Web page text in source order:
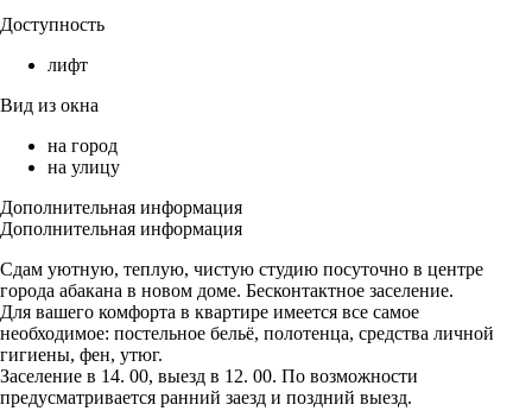
Доступность
лифт
Вид из окна
на город
на улицу
Дополнительная информация
Дополнительная информация
Сдам уютную, теплую, чистую студию посуточно в центре
города абакана в новом доме. Бесконтактное заселение.
Для вашего комфорта в квартире имеется все самое
необходимое: постельное бельё, полотенца, средства личной
гигиены, фен, утюг.
Заселение в 14. 00, выезд в 12. 00. По возможности
предусматривается ранний заезд и поздний выезд.